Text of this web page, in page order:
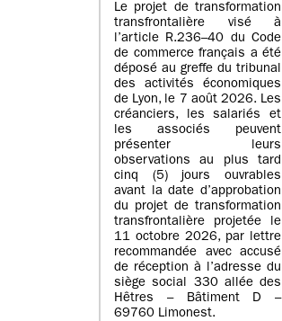
Le projet de transformation
transfrontalière visé à
l’article R.236–40 du Code
de commerce français a été
déposé au greffe du tribunal
des activités économiques
de Lyon, le 7 août 2026. Les
créanciers, les salariés et
les associés peuvent
présenter leurs
observations au plus tard
cinq (5) jours ouvrables
avant la date d’approbation
du projet de transformation
transfrontalière projetée le
11 octobre 2026, par lettre
recommandée avec accusé
de réception à l’adresse du
siège social 330 allée des
Hêtres – Bâtiment D –
69760 Limonest.